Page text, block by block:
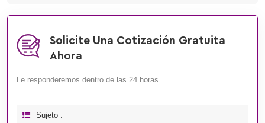
Solicite Una Cotización Gratuita
Ahora
Le responderemos dentro de las 24 horas.
Sujeto :